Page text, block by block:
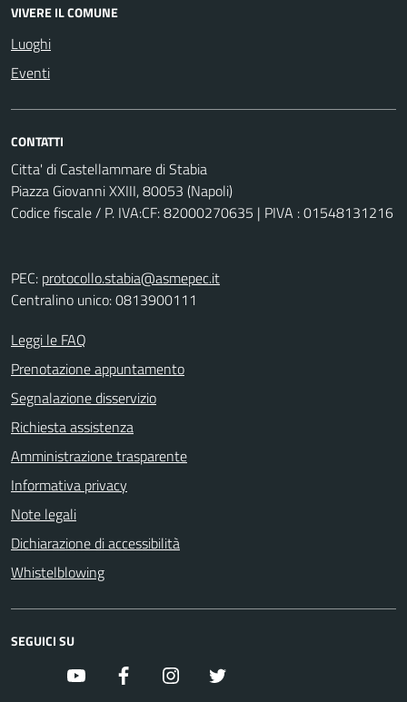
VIVERE IL COMUNE
Luoghi
Eventi
CONTATTI
Citta' di Castellammare di Stabia
Piazza Giovanni XXIII, 80053 (Napoli)
Codice fiscale / P. IVA:CF: 82000270635 | PIVA : 01548131216
PEC: protocollo.stabia@asmepec.it
Centralino unico: 0813900111
Leggi le FAQ
Prenotazione appuntamento
Segnalazione disservizio
Richiesta assistenza
Amministrazione trasparente
Informativa privacy
Note legali
Dichiarazione di accessibilità
Whistelblowing
SEGUICI SU
youtube facebook instagram